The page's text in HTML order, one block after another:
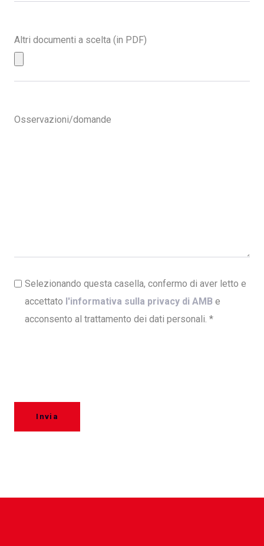
Altri documenti a scelta (in PDF)
Osservazioni/domande
Selezionando questa casella, confermo di aver letto e
accettato l'informativa sulla privacy di AMB e
acconsento al trattamento dei dati personali. *